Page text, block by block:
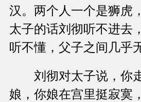
汉。两个人一个是狮虎
太子的话刘彻听不进去
听不懂，父子之间几乎
刘彻对太子说，你
娘，你娘在宫里挺寂寞